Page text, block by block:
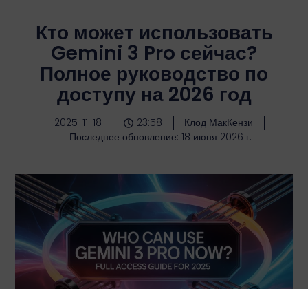
Кто может использовать
Gemini 3 Pro сейчас?
Полное руководство по
доступу на 2026 год
2025-11-18 23:58
Клод МакКензи
Последнее обновление: 18 июня 2026 г.